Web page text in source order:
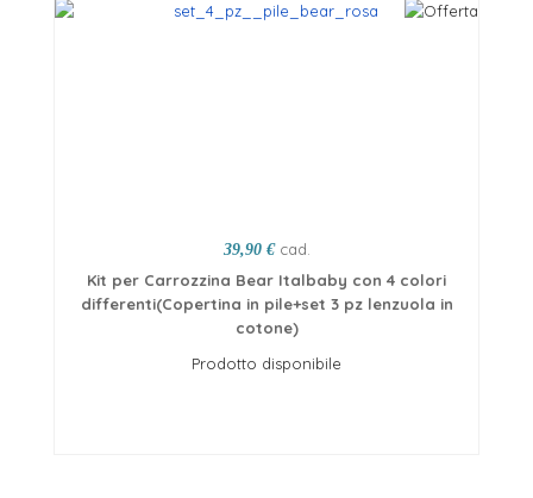
39,90 € cad.
Kit per Carrozzina Bear Italbaby con 4 colori
differenti(Copertina in pile+set 3 pz lenzuola in
cotone)
Prodotto disponibile